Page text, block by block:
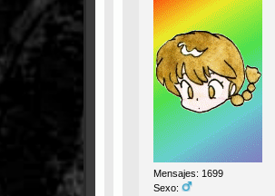
Mensajes: 1699
Sexo: